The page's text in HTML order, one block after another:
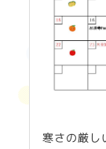
寒さの厳し